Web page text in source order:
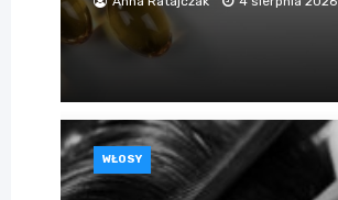
WŁOSY